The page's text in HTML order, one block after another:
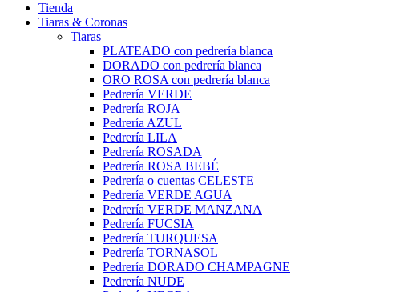
Tienda
Tiaras & Coronas
Tiaras
PLATEADO con pedrería blanca
DORADO con pedrería blanca
ORO ROSA con pedrería blanca
Pedrería VERDE
Pedrería ROJA
Pedrería AZUL
Pedrería LILA
Pedrería ROSADA
Pedrería ROSA BEBÉ
Pedrería o cuentas CELESTE
Pedrería VERDE AGUA
Pedrería VERDE MANZANA
Pedrería FUCSIA
Pedrería TURQUESA
Pedrería TORNASOL
Pedrería DORADO CHAMPAGNE
Pedrería NUDE